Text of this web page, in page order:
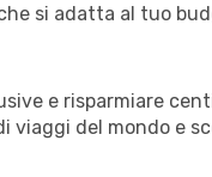
si adatta al tuo
e risparmiare
del mondo e